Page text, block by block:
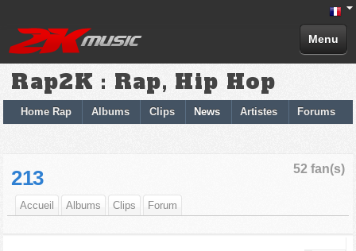
Menu
Rap2K : Rap, Hip Hop
Home Rap Albums Clips News Artistes Forums
52 fan(s)
213
Accueil Albums Clips Forum